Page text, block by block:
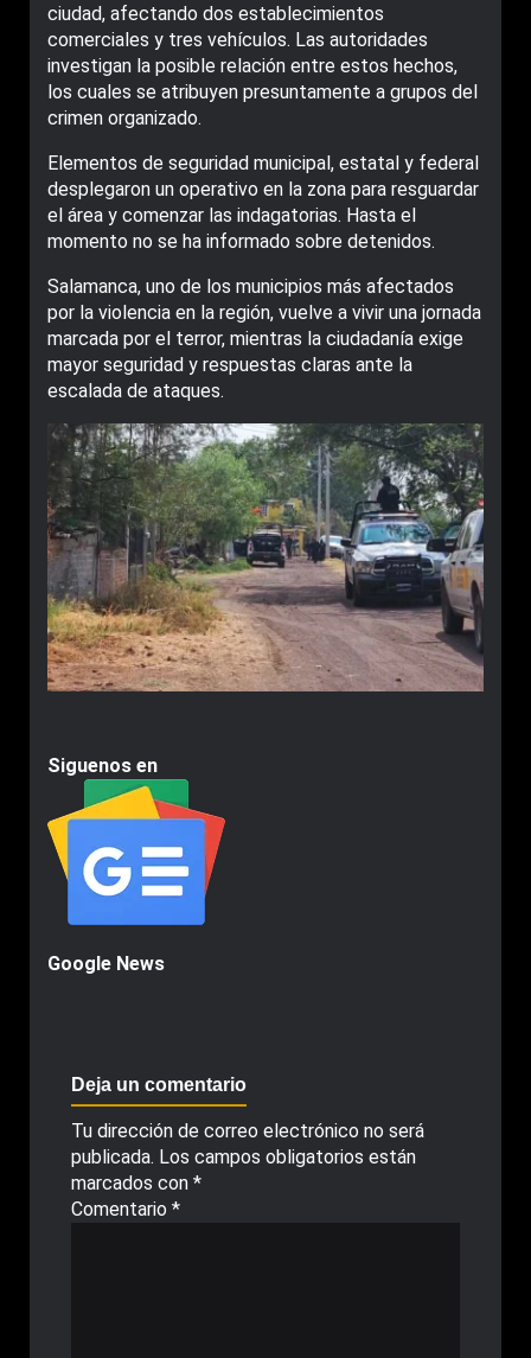
ciudad, afectando dos establecimientos
comerciales y tres vehículos. Las autoridades
investigan la posible relación entre estos hechos,
los cuales se atribuyen presuntamente a grupos del
crimen organizado.
Elementos de seguridad municipal, estatal y federal
desplegaron un operativo en la zona para resguardar
el área y comenzar las indagatorias. Hasta el
momento no se ha informado sobre detenidos.
Salamanca, uno de los municipios más afectados
por la violencia en la región, vuelve a vivir una jornada
marcada por el terror, mientras la ciudadanía exige
mayor seguridad y respuestas claras ante la
escalada de ataques.
Siguenos en
Google News
Deja un comentario
Tu dirección de correo electrónico no será
publicada. Los campos obligatorios están
marcados con *
Comentario *